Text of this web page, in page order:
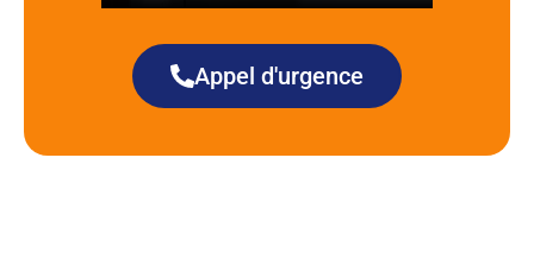
Appel d'urgence